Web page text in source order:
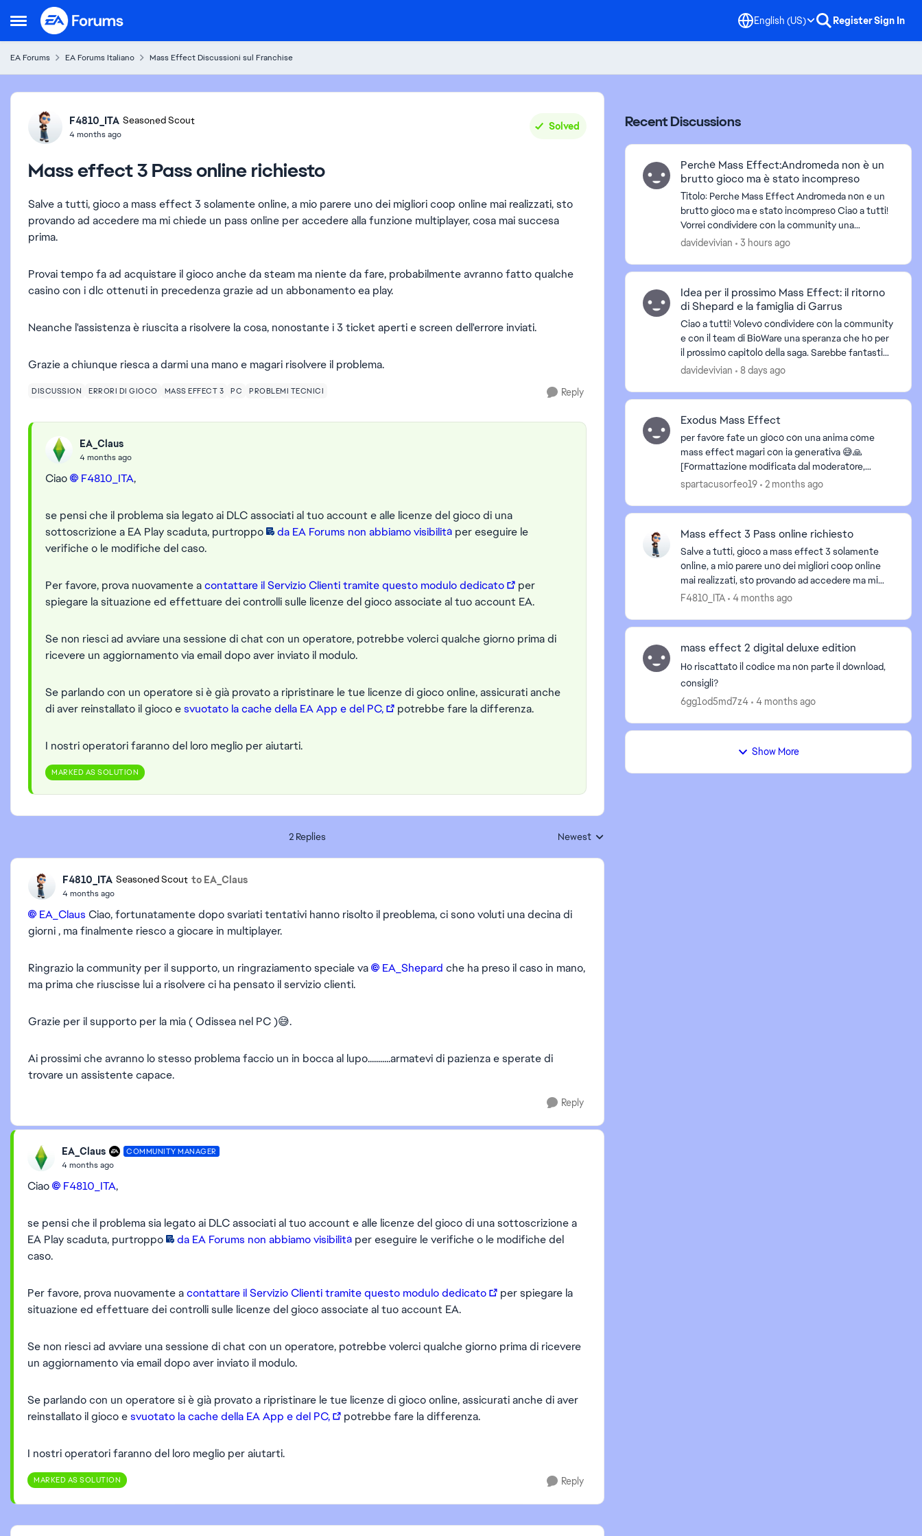
Open Side Menu
Skip to content English (US) RegisterSign In
EA Forums EA Forums Italiano Mass Effect Discussioni sul Franchise
Forum Discussion
F4810_ITA Seasoned Scout
4 months ago
Solved
Mass effect 3 Pass online richiesto
Salve a tutti, gioco a mass effect 3 solamente online, a mio parere uno dei migliori coop online mai realizzati, sto
provando ad accedere ma mi chiede un pass online per accedere alla funzione multiplayer, cosa mai succesa
prima.
Provai tempo fa ad acquistare il gioco anche da steam ma niente da fare, probabilmente avranno fatto qualche
casino con i dlc ottenuti in precedenza grazie ad un abbonamento ea play.
Neanche l'assistenza è riuscita a risolvere la cosa, nonostante i 3 ticket aperti e screen dell'errore inviati.
Grazie a chiunque riesca a darmi una mano e magari risolvere il problema.
DISCUSSION ERRORI DI GIOCO MASS EFFECT 3 PC PROBLEMI TECNICI Reply
EA_Claus
4 months ago
Ciao F4810_ITA​,
se pensi che il problema sia legato ai DLC associati al tuo account e alle licenze del gioco di una
sottoscrizione a EA Play scaduta, purtroppo
da EA Forums non abbiamo visibilità per eseguire le
verifiche o le modifiche del caso.
Per favore, prova nuovamente acontattare il Servizio Clienti tramite questo modulo dedicato
per
spiegare la situazione ed effettuare dei controlli sulle licenze del gioco associate al tuo account EA.
Se non riesci ad avviare una sessione di chat con un operatore, potrebbe volerci qualche giorno prima di
ricevere un aggiornamento via email dopo aver inviato il modulo.
Se parlando con un operatore si è già provato a ripristinare le tue licenze di gioco online, assicurati anche
di aver reinstallato il gioco esvuotato la cache della EA App e del PC, potrebbe fare la differenza.
I nostri operatori faranno del loro meglio per aiutarti.
MARKED AS SOLUTION
2 Replies Replies sorted by
Newest
F4810_ITA Seasoned Scout to EA_Claus
4 months ago
EA_Claus​ Ciao, fortunatamente dopo svariati tentativi hanno risolto il preoblema, ci sono voluti una decina di
giorni , ma finalmente riesco a giocare in multiplayer.
Ringrazio la community per il supporto, un ringraziamento speciale va EA_Shepard​ che ha preso il caso in mano,
ma prima che riuscisse lui a risolvere ci ha pensato il servizio clienti.
Grazie per il supporto per la mia ( Odissea nel PC )😅.
Ai prossimi che avranno lo stesso problema faccio un in bocca al lupo...........armatevi di pazienza e sperate di
trovare un assistente capace.
Reply
EA_Claus COMMUNITY MANAGER
4 months ago
Ciao F4810_ITA​,
se pensi che il problema sia legato ai DLC associati al tuo account e alle licenze del gioco di una sottoscrizione a
EA Play scaduta, purtroppo
da EA Forums non abbiamo visibilità per eseguire le verifiche o le modifiche del
caso.
Per favore, prova nuovamente acontattare il Servizio Clienti tramite questo modulo dedicato
per spiegare la
situazione ed effettuare dei controlli sulle licenze del gioco associate al tuo account EA.
Se non riesci ad avviare una sessione di chat con un operatore, potrebbe volerci qualche giorno prima di ricevere
un aggiornamento via email dopo aver inviato il modulo.
Se parlando con un operatore si è già provato a ripristinare le tue licenze di gioco online, assicurati anche di aver
reinstallato il gioco esvuotato la cache della EA App e del PC, potrebbe fare la differenza.
I nostri operatori faranno del loro meglio per aiutarti.
MARKED AS SOLUTION Reply
Recent Discussions
Perché Mass Effect:Andromeda non è un
brutto gioco ma è stato incompreso
Titolo: Perche Mass Effect Andromeda non e un
brutto gioco ma e stato incompreso Ciao a tutti!
Vorrei condividere con la community una
riflessione su Mass Effect Andromeda. Con il
davidevivian 3 hours ago
Idea per il prossimo Mass Effect: il ritorno
di Shepard e la famiglia di Garrus
Ciao a tutti! Volevo condividere con la community
e con il team di BioWare una speranza che ho per
il prossimo capitolo della saga. Sarebbe fantastico
se il gioco ripartisse dal finale con il ...
davidevivian 8 days ago
Exodus Mass Effect
per favore fate un gioco con una anima come
mass effect magari con ia generativa 😅🙏
[Formattazione modificata dal moderatore,
evitiamo per favore di scrivere tutto in maiuscolo
spartacusorfeo19 2 months ago
Mass effect 3 Pass online richiesto
Salve a tutti, gioco a mass effect 3 solamente
online, a mio parere uno dei migliori coop online
mai realizzati, sto provando ad accedere ma mi
chiede un pass online per accedere alla funzione
F4810_ITA 4 months ago
mass effect 2 digital deluxe edition
Ho riscattato il codice ma non parte il download,
consigli?
6gg1od5md7z4
4 months ago
Show More